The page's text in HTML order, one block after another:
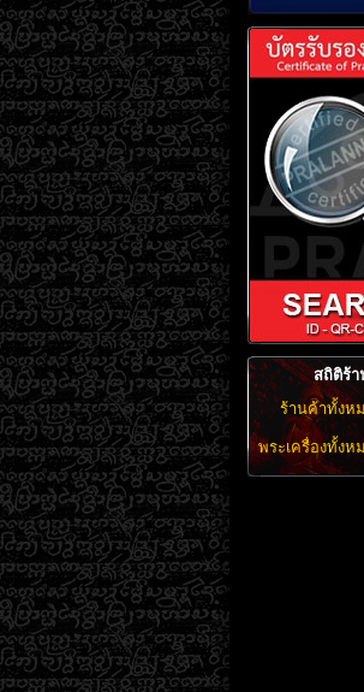
สถิติร้า
ร้านค้าทั้งห
พระเครื่องทั้งห